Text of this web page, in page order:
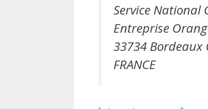
Service National
Entreprise
33734 Bordeaux
FRANCE